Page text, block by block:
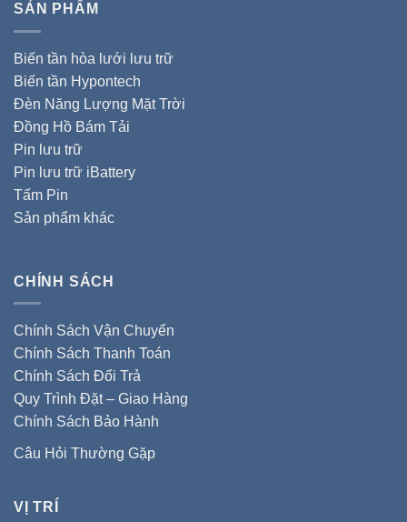
SẢN PHẨM
Biến tần hòa lưới lưu trữ
Biến tần Hypontech
Đèn Năng Lượng Mặt Trời
Đồng Hồ Bám Tải
Pin lưu trữ
Pin lưu trữ iBattery
Tấm Pin
Sản phẩm khác
CHÍNH SÁCH
Chính Sách Vận Chuyển
Chính Sách Thanh Toán
Chính Sách Đổi Trả
Quy Trình Đặt – Giao Hàng
Chính Sách Bảo Hành
Câu Hỏi Thường Gặp
VỊ TRÍ